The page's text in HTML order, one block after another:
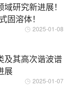
研究新进展！
固溶体！
2025-01-08
及其高次谐波谱
展
2025-01-07